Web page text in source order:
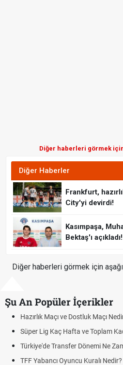
Diğer haberleri görmek için
Diğer Haberler
Frankfurt,
City'yi devirdi!
Kasımpaşa,
Bektaş'ı açıkladı!
Diğer haberleri görmek için
Şu An Popüler İçerikler
Maçı ve Dostluk Maçı Nedir?
Lig Kaç Hafta ve Toplam Kaç Maç
Transfer Dönemi Ne Zaman
Yabancı Oyuncu Kuralı Nedir? Güncel